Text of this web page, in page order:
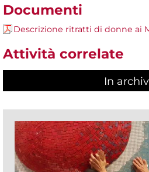
Documenti
Descrizione ritratti di donne ai
Attività correlate
In